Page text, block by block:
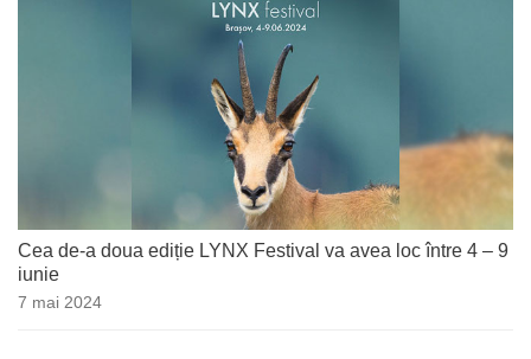
Cea de-a doua ediție LYNX Festival va avea loc între 4 – 9
iunie
7 mai 2024